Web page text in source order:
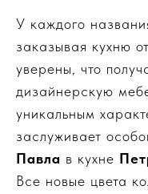
У каждого
заказывая кухню
уверены, что
дизайнерскую
уникальным
заслуживает
Павла в кухне
Все новые цвета